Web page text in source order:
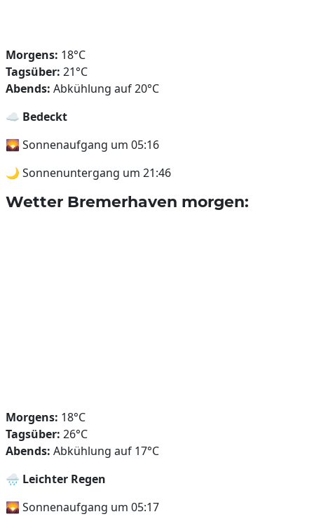
Morgens: 18°C
Tagsüber: 21°C
Abends: Abkühlung auf 20°C
☁️ Bedeckt
🌄 Sonnenaufgang um 05:16
🌙 Sonnenuntergang um 21:46
Wetter Bremerhaven morgen:
Morgens: 18°C
Tagsüber: 26°C
Abends: Abkühlung auf 17°C
🌧️ Leichter Regen
🌄 Sonnenaufgang um 05:17